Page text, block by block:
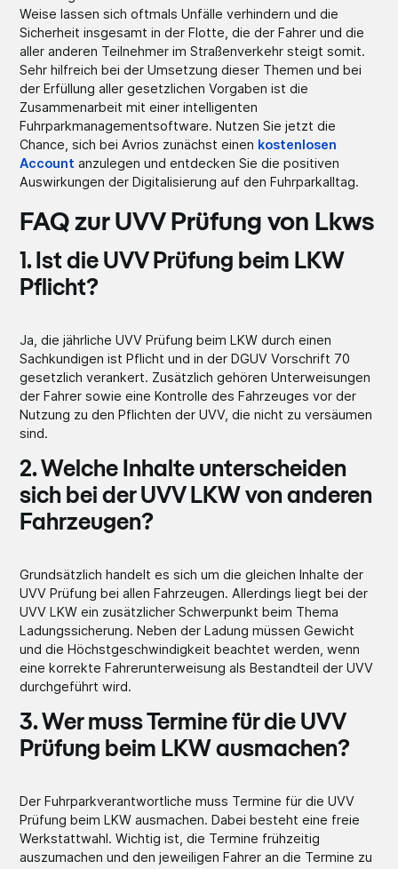
Weise lassen sich oftmals Unfälle verhindern und die
Sicherheit insgesamt in der Flotte, die der Fahrer und die
aller anderen Teilnehmer im Straßenverkehr steigt somit.
Sehr hilfreich bei der Umsetzung dieser Themen und bei
der Erfüllung aller gesetzlichen Vorgaben ist die
Zusammenarbeit mit einer intelligenten
Fuhrparkmanagementsoftware. Nutzen Sie jetzt die
Chance, sich bei Avrios zunächst einen kostenlosen
Account anzulegen und entdecken Sie die positiven
Auswirkungen der Digitalisierung auf den Fuhrparkalltag.
FAQ zur UVV Prüfung von Lkws
1. Ist die UVV Prüfung beim LKW
Pflicht?
Ja, die jährliche UVV Prüfung beim LKW durch einen
Sachkundigen ist Pflicht und in der DGUV Vorschrift 70
gesetzlich verankert. Zusätzlich gehören Unterweisungen
der Fahrer sowie eine Kontrolle des Fahrzeuges vor der
Nutzung zu den Pflichten der UVV, die nicht zu versäumen
sind.
2. Welche Inhalte unterscheiden
sich bei der UVV LKW von anderen
Fahrzeugen?
Grundsätzlich handelt es sich um die gleichen Inhalte der
UVV Prüfung bei allen Fahrzeugen. Allerdings liegt bei der
UVV LKW ein zusätzlicher Schwerpunkt beim Thema
Ladungssicherung. Neben der Ladung müssen Gewicht
und die Höchstgeschwindigkeit beachtet werden, wenn
eine korrekte Fahrerunterweisung als Bestandteil der UVV
durchgeführt wird.
3. Wer muss Termine für die UVV
Prüfung beim LKW ausmachen?
Der Fuhrparkverantwortliche muss Termine für die UVV
Prüfung beim LKW ausmachen. Dabei besteht eine freie
Werkstattwahl. Wichtig ist, die Termine frühzeitig
auszumachen und den jeweiligen Fahrer an die Termine zu